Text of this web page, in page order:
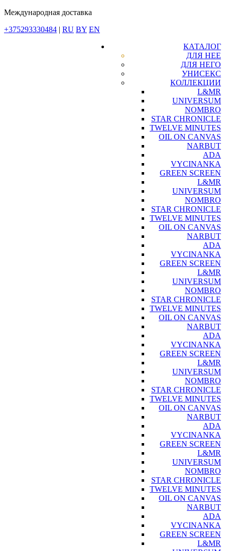
Международная доставка
+375293330484 | RU BY EN
КАТАЛОГ
ДЛЯ НЕЕ
ДЛЯ НЕГО
УНИСЕКС
КОЛЛЕКЦИИ
L&MR
UNIVERSUM
NOMBRO
STAR CHRONICLE
TWELVE MINUTES
OIL ON CANVAS
NARBUT
ADA
VYCINANKA
GREEN SCREEN
L&MR
UNIVERSUM
NOMBRO
STAR CHRONICLE
TWELVE MINUTES
OIL ON CANVAS
NARBUT
ADA
VYCINANKA
GREEN SCREEN
L&MR
UNIVERSUM
NOMBRO
STAR CHRONICLE
TWELVE MINUTES
OIL ON CANVAS
NARBUT
ADA
VYCINANKA
GREEN SCREEN
L&MR
UNIVERSUM
NOMBRO
STAR CHRONICLE
TWELVE MINUTES
OIL ON CANVAS
NARBUT
ADA
VYCINANKA
GREEN SCREEN
L&MR
UNIVERSUM
NOMBRO
STAR CHRONICLE
TWELVE MINUTES
OIL ON CANVAS
NARBUT
ADA
VYCINANKA
GREEN SCREEN
L&MR